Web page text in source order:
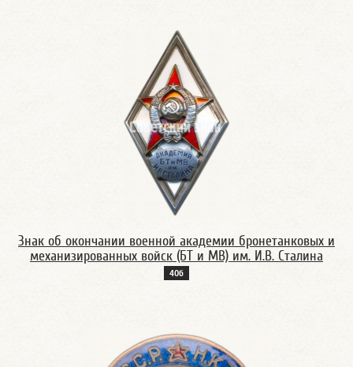
Знак об окончании военной академии бронетанковых и
механизированных войск (БТ и МВ) им. И.В. Сталина
40б